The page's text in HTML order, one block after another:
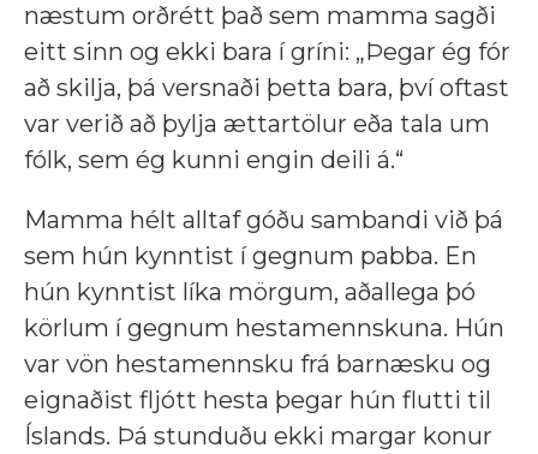
næstum orðrétt það sem mamma sagði
eitt sinn og ekki bara í gríni: „Þegar ég fór
að skilja, þá versnaði þetta bara, því oftast
var verið að þylja ættartölur eða tala um
fólk, sem ég kunni engin deili á.“
Mamma hélt alltaf góðu sambandi við þá
sem hún kynntist í gegnum pabba. En
hún kynntist líka mörgum, aðallega þó
körlum í gegnum hestamennskuna. Hún
var vön hestamennsku frá barnæsku og
eignaðist fljótt hesta þegar hún flutti til
Íslands. Þá stunduðu ekki margar konur